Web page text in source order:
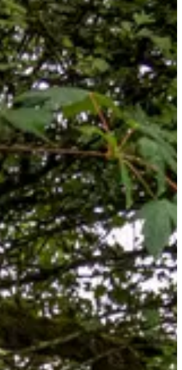
OrganisateurChronométreur
trail rustique du samedi pour dérouler
mollets ?
endroit. Bienvenue sur lePTRS, une
supplément Histoire, au cœur d’un coin
à raconter.
sur place :
trailentre 10 km et 17 km ;
de la nature, un peu de décor urbain et re
sur le parcours et à l'arrivée ;
delà des frontières, selon la distance